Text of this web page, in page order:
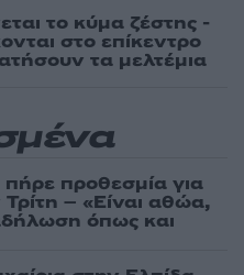
το κύμα ζέστης -
στο επίκεντρο
τα μελτέμια
προθεσμία για
– «Είναι αθώα,
όπως και